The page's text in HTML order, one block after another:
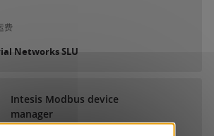
费
Networks SLU
Intesis Modbus device
manager
通过 HMS Industrial